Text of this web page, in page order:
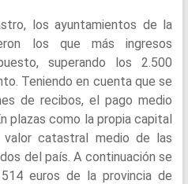
los ayuntamientos de la
los que más ingresos
superando los 2.500
Teniendo en cuenta que se
de recibos, el pago medio
plazas como la propia capital
catastral medio de las
del país. A continuación se
euros de la provincia de